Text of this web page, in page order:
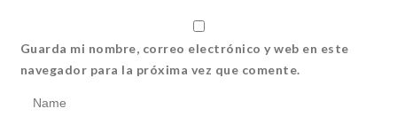
Guarda mi nombre, correo electrónico y web en este
navegador para la próxima vez que comente.